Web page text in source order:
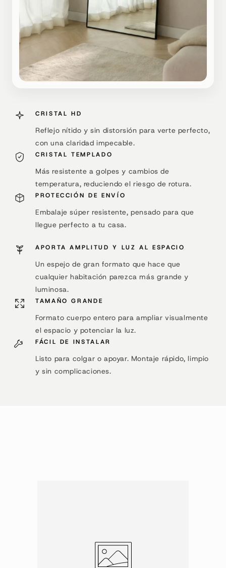
CRISTAL HD
Reflejo nítido y sin distorsión para verte perfecto,
con una claridad impecable.
CRISTAL TEMPLADO
Más resistente a golpes y cambios de
temperatura, reduciendo el riesgo de rotura.
PROTECCIÓN DE ENVÍO
Embalaje súper resistente, pensado para que
llegue perfecto a tu casa.
APORTA AMPLITUD Y LUZ AL ESPACIO
Un espejo de gran formato que hace que
cualquier habitación parezca más grande y
luminosa.
TAMAÑO GRANDE
Formato cuerpo entero para ampliar visualmente
el espacio y potenciar la luz.
FÁCIL DE INSTALAR
Listo para colgar o apoyar. Montaje rápido, limpio
y sin complicaciones.